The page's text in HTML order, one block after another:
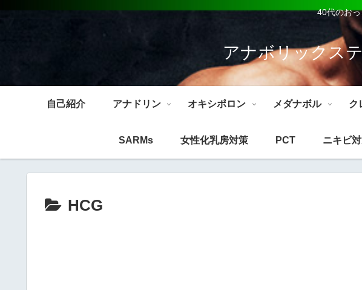
40代のお
アナボリックス
自己紹介 アナドリン オキシポロン メダナボル ク
SARMs 女性化乳房対策 PCT ニキビ
HCG